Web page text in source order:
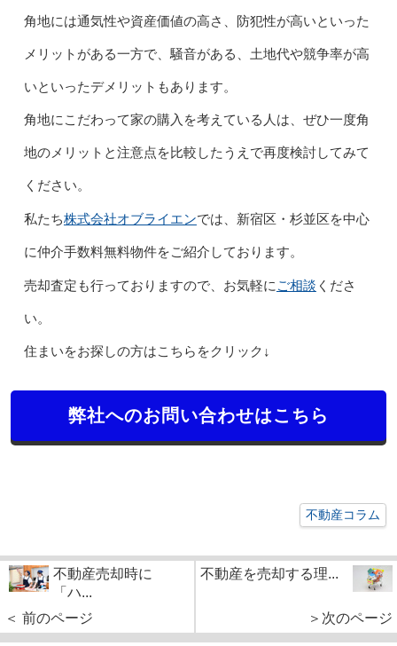
角地には通気性や資産価値の高さ、防犯性が高いといった
メリットがある一方で、騒音がある、土地代や競争率が高
いといったデメリットもあります。
角地にこだわって家の購入を考えている人は、ぜひ一度角
地のメリットと注意点を比較したうえで再度検討してみて
ください。
私たち株式会社オブライエンでは、新宿区・杉並区を中心
に仲介手数料無料物件をご紹介しております。
売却査定も行っておりますので、お気軽に ご相談 くださ
い。
住まいをお探しの方はこちらをクリック↓
弊社へのお問い合わせはこちら
不動産コラム
不動産売却時に
「ハ...
＜ 前のページ
不動産を売却する理...
＞次のページ